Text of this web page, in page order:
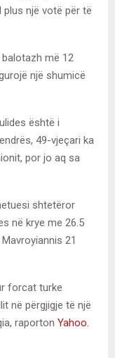
plus një votë për të
më 12
një shumicë
është i
49-vjeçari ka
por jo aq sa
shtetëror
në krye me 26.5
21
forcat turke
në përgjigje të një
raporton Yahoo.